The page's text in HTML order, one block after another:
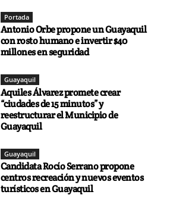
Portada
Antonio Orbe propone un Guayaquil
con rosto humano e invertir $40
millones en seguridad
Guayaquil
Aquiles Álvarez promete crear
“ciudades de 15 minutos” y
reestructurar el Municipio de
Guayaquil
Guayaquil
Candidata Rocío Serrano propone
centros recreación y nuevos eventos
turísticos en Guayaquil